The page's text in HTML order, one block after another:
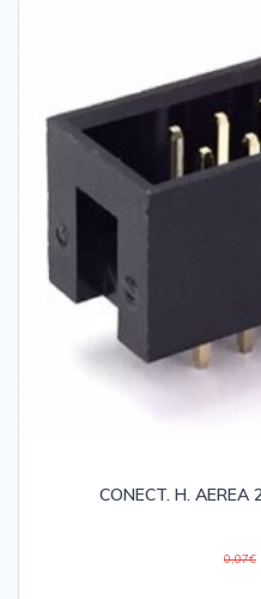
CONECT. H. AEREA
0,07€